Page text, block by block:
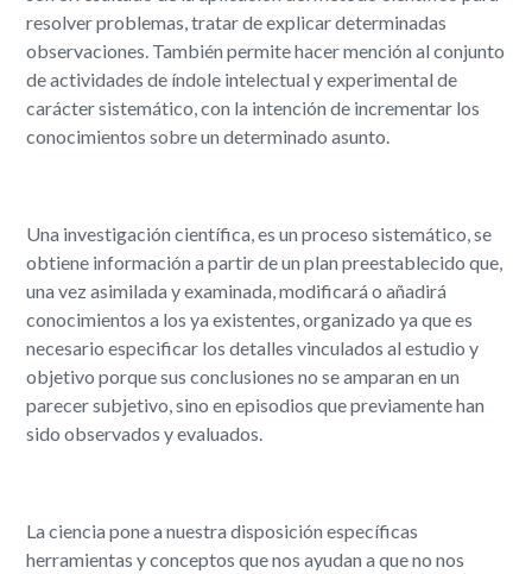
resolver problemas, tratar de explicar determinadas
observaciones. También permite hacer mención al conjunto
de actividades de índole intelectual y experimental de
carácter sistemático, con la intención de incrementar los
conocimientos sobre un determinado asunto.
Una investigación científica, es un proceso sistemático, se
obtiene información a partir de un plan preestablecido que,
una vez asimilada y examinada, modificará o añadirá
conocimientos a los ya existentes, organizado ya que es
necesario especificar los detalles vinculados al estudio y
objetivo porque sus conclusiones no se amparan en un
parecer subjetivo, sino en episodios que previamente han
sido observados y evaluados.
La ciencia pone a nuestra disposición específicas
herramientas y conceptos que nos ayudan a que no nos